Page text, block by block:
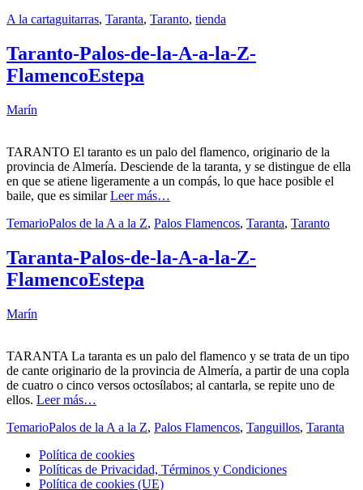
A la cartaguitarras, Taranta, Taranto, tienda
Taranto-Palos-de-la-A-a-la-Z-
FlamencoEstepa
Marín
TARANTO El taranto es un palo del flamenco, originario de la
provincia de Almería. Desciende de la taranta, y se distingue de ella
en que se atiene ligeramente a un compás, lo que hace posible el
baile, que es similarLeer más…
TemarioPalos de la A a la Z, Palos Flamencos, Taranta, Taranto
Taranta-Palos-de-la-A-a-la-Z-
FlamencoEstepa
Marín
TARANTA La taranta es un palo del flamenco y se trata de un tipo
de cante originario de la provincia de Almería, a partir de una copla
de cuatro o cinco versos octosílabos; al cantarla, se repite uno de
ellos. Leer más…
TemarioPalos de la A a la Z, Palos Flamencos, Tanguillos, Taranta
Política de cookies
Políticas de Privacidad, Términos y Condiciones
Política de cookies (UE)